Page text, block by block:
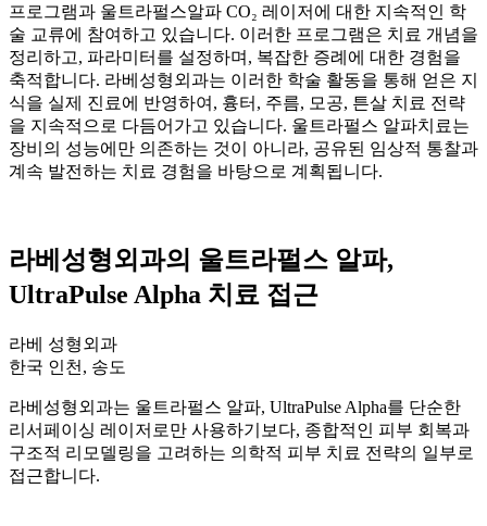
프로그램과 울트라펄스알파 CO₂ 레이저에 대한 지속적인 학
술 교류에 참여하고 있습니다. 이러한 프로그램은 치료 개념을
정리하고, 파라미터를 설정하며, 복잡한 증례에 대한 경험을
축적합니다. 라베성형외과는 이러한 학술 활동을 통해 얻은 지
식을 실제 진료에 반영하여, 흉터, 주름, 모공, 튼살 치료 전략
을 지속적으로 다듬어가고 있습니다. 울트라펄스 알파치료는
장비의 성능에만 의존하는 것이 아니라, 공유된 임상적 통찰과
계속 발전하는 치료 경험을 바탕으로 계획됩니다.
라베성형외과의 울트라펄스 알파,
UltraPulse Alpha 치료 접근
라베 성형외과
한국 인천, 송도
라베성형외과는 울트라펄스 알파, UltraPulse Alpha를 단순한
리서페이싱 레이저로만 사용하기보다, 종합적인 피부 회복과
구조적 리모델링을 고려하는 의학적 피부 치료 전략의 일부로
접근합니다.